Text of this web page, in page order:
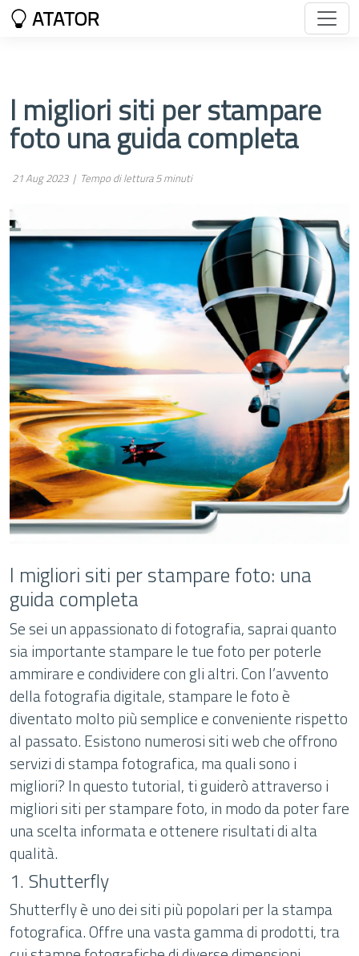
ATATOR
I migliori siti per stampare
foto una guida completa
21 Aug 2023 | Tempo di lettura 5 minuti
I migliori siti per stampare foto: una
guida completa
Se sei un appassionato di fotografia, saprai quanto
sia importante stampare le tue foto per poterle
ammirare e condividere con gli altri. Con l’avvento
della fotografia digitale, stampare le foto è
diventato molto più semplice e conveniente rispetto
al passato. Esistono numerosi siti web che offrono
servizi di stampa fotografica, ma quali sono i
migliori? In questo tutorial, ti guiderò attraverso i
migliori siti per stampare foto, in modo da poter fare
una scelta informata e ottenere risultati di alta
qualità.
1. Shutterfly
Shutterfly è uno dei siti più popolari per la stampa
fotografica. Offre una vasta gamma di prodotti, tra